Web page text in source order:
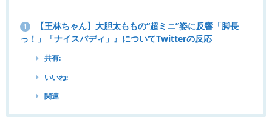
1
【王林ちゃん】大胆太ももの“超ミニ”姿に反響「脚長
っ！」「ナイスバディ」』についてTwitterの反応
共有:
いいね:
関連